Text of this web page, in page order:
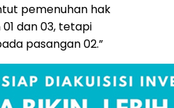
pemenuhan hak
dan 03, tetapi
pasangan 02.”